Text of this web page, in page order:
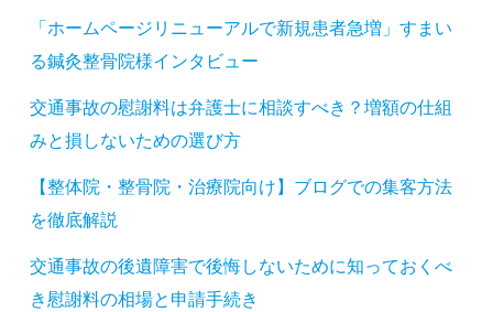
「ホームページリニューアルで新規患者急増」すまい
る鍼灸整骨院様インタビュー
交通事故の慰謝料は弁護士に相談すべき？増額の仕組
みと損しないための選び方
【整体院・整骨院・治療院向け】ブログでの集客方法
を徹底解説
交通事故の後遺障害で後悔しないために知っておくべ
き慰謝料の相場と申請手続き